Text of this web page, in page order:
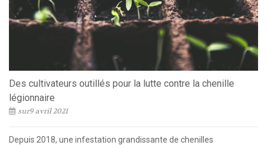
Des cultivateurs outillés pour la lutte contre la chenille
légionnaire
sur9 avril 2021
Depuis 2018, une infestation grandissante de chenilles